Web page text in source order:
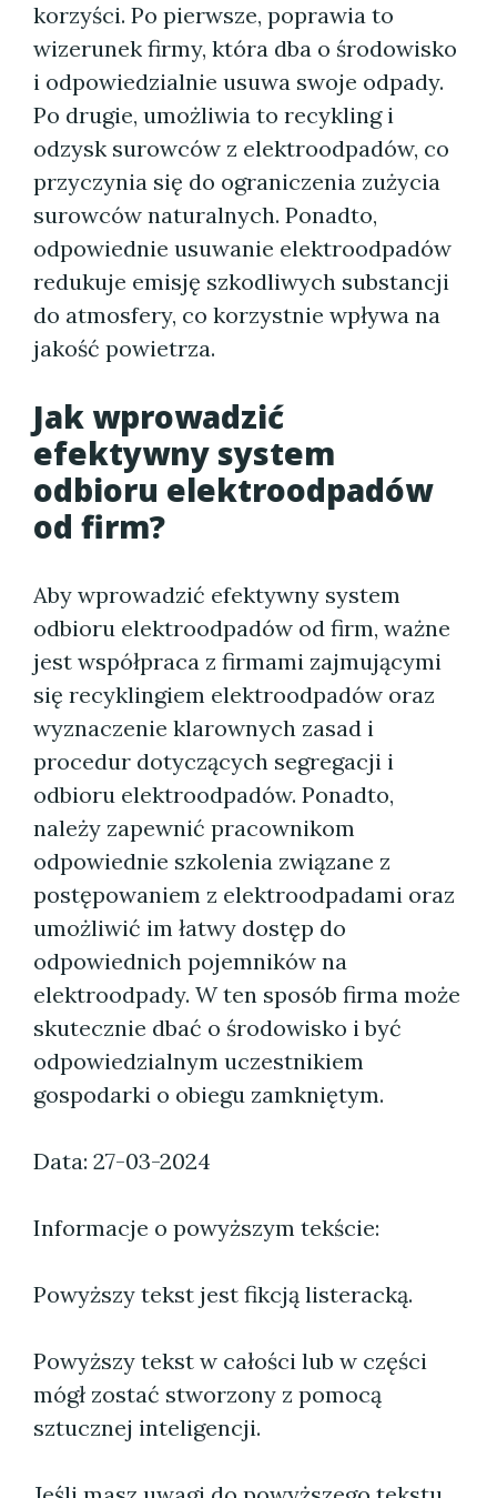
korzyści. Po pierwsze, poprawia to
wizerunek firmy, która dba o środowisko
i odpowiedzialnie usuwa swoje odpady.
Po drugie, umożliwia to recykling i
odzysk surowców z elektroodpadów, co
przyczynia się do ograniczenia zużycia
surowców naturalnych. Ponadto,
odpowiednie usuwanie elektroodpadów
redukuje emisję szkodliwych substancji
do atmosfery, co korzystnie wpływa na
jakość powietrza.
Jak wprowadzić
efektywny system
odbioru elektroodpadów
od firm?
Aby wprowadzić efektywny system
odbioru elektroodpadów od firm, ważne
jest współpraca z firmami zajmującymi
się recyklingiem elektroodpadów oraz
wyznaczenie klarownych zasad i
procedur dotyczących segregacji i
odbioru elektroodpadów. Ponadto,
należy zapewnić pracownikom
odpowiednie szkolenia związane z
postępowaniem z elektroodpadami oraz
umożliwić im łatwy dostęp do
odpowiednich pojemników na
elektroodpady. W ten sposób firma może
skutecznie dbać o środowisko i być
odpowiedzialnym uczestnikiem
gospodarki o obiegu zamkniętym.
Data: 27-03-2024
Informacje o powyższym tekście:
Powyższy tekst jest fikcją listeracką.
Powyższy tekst w całości lub w części
mógł zostać stworzony z pomocą
sztucznej inteligencji.